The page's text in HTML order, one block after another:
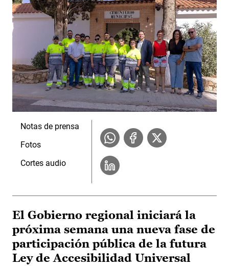
Notas de prensa
Fotos
Cortes audio
El Gobierno regional iniciará la
próxima semana una nueva fase de
participación pública de la futura
Ley de Accesibilidad Universal